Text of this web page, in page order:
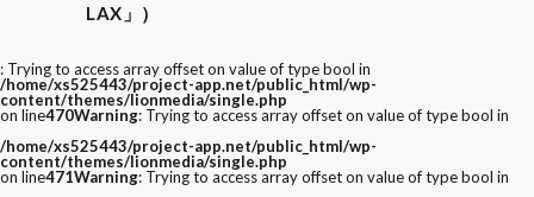
LAX」）
: Trying to access array offset on value of type bool in
/home/xs525443/project-app.net/public_html/wp-
content/themes/lionmedia/single.php
on line470Warning: Trying to access array offset on value of type bool in
/home/xs525443/project-app.net/public_html/wp-
content/themes/lionmedia/single.php
on line471Warning: Trying to access array offset on value of type bool in